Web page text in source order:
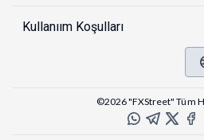
Kullanıım Koşulları
©2026 "FXStreet" Tüm